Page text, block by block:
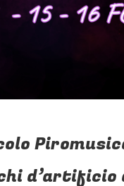
d’artificio